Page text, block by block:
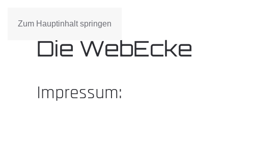
Zum Hauptinhalt springen
Die WebEcke
Impressum: